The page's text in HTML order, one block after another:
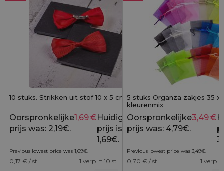
10 stuks. Strikken uit stof 10 x 5 cm - rood
2,19 €
Oorspronkelijke
prijs was: 2,19€.
1,69€Huidige
prijs is:
1,69€.
Previous lowest price was 1,69€
0,17 € / st. 1 verp. = 10 st.
5 stuks Organza zakjes 35 x
kleurenmix
Oorspronkelijke
prijs was: 4,79€.
3,49€
Previous lowest price was 3,49€
0,70 € / st. 1 verp.